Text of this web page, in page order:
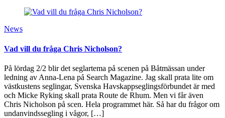
News
Vad vill du fråga Chris Nicholson?
På lördag 2/2 blir det seglartema på scenen på Båtmässan under
ledning av Anna-Lena på Search Magazine. Jag skall prata lite om
västkustens seglingar, Svenska Havskappseglingsförbundet är med
och Micke Ryking skall prata Route de Rhum. Men vi får även
Chris Nicholson på scen. Hela programmet här. Så har du frågor om
undanvindssegling i vågor, […]